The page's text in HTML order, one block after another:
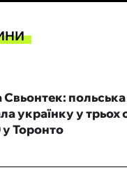
польська
українку у трьох
у Торонто